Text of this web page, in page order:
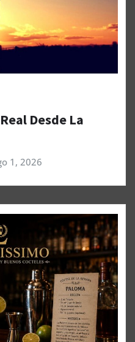
Desde La
1, 2026